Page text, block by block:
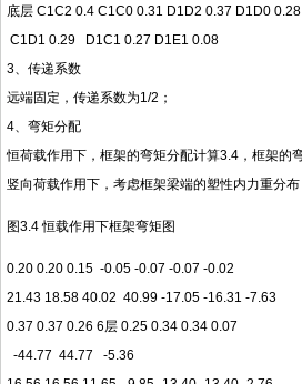
底层 C1C2 0.4 C1C0 0.31 D1D2 0.37 D1D0 0.28
C1D1 0.29 D1C1 0.27 D1E1 0.08
3、传递系数
远端固定，传递系数为1/2；
4、弯矩分配
恒荷载作用下，框架的弯矩分配计算3.4，框架的
竖向荷载作用下，考虑框架梁端的塑性内力重分
图3.4 恒载作用下框架弯矩图
0.20 0.20 0.15 -0.05 -0.07 -0.07 -0.02
21.43 18.58 40.02 40.99 -17.05 -16.31 -7.63
0.37 0.37 0.26 6层 0.25 0.34 0.34 0.07
-44.77 44.77 -5.36